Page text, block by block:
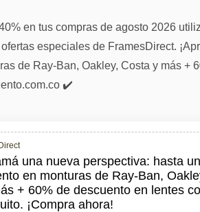
en tus compras de agosto 2026
especiales de FramesDirect.
de Ray-Ban, Oakley, Costa y más
✔️
una nueva perspectiva: hasta
en monturas de Ray-Ban,
+ 60% de descuento en lentes
¡Compra ahora!